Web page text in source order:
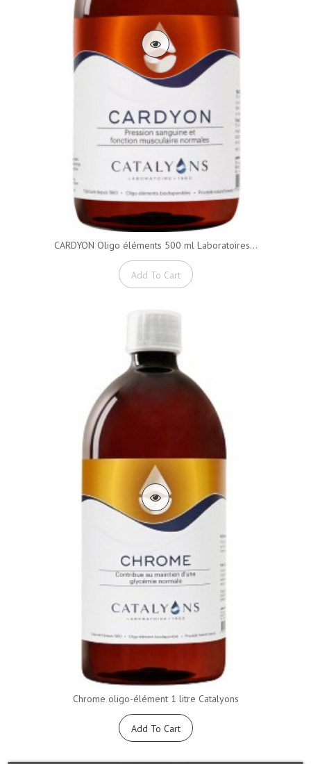
CARDYON Oligo éléments 500 ml Laboratoires...
Add To Cart
Chrome oligo-élément 1 litre Catalyons
Add To Cart